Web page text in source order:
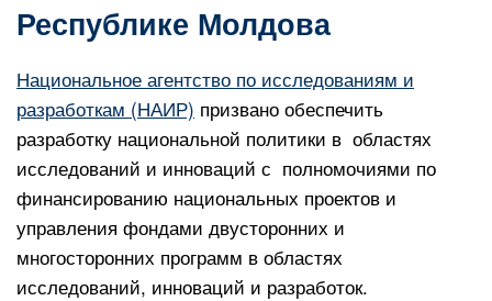
Республике Молдова
Национальное агентство по исследованиям и
разработкам (НАИР) призвано обеспечить
разработку национальной политики в областях
исследований и инноваций с полномочиями по
финансированию национальных проектов и
управления фондами двусторонних и
многосторонних программ в областях
исследований, инноваций и разработок.